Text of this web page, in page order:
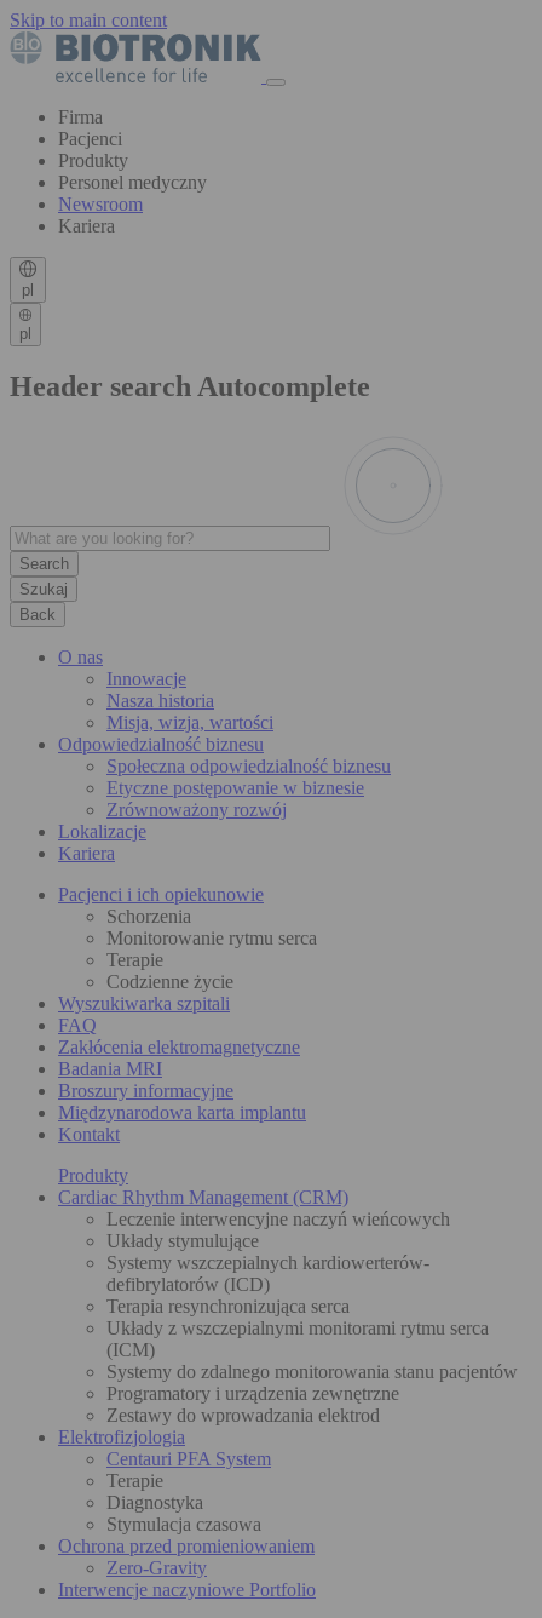
Skip to main content
Firma
Pacjenci
Produkty
Personel medyczny
Newsroom
Kariera
pl
pl
Header search Autocomplete
Szukaj
Back
O nas
Innowacje
Nasza historia
Misja, wizja, wartości
Odpowiedzialność biznesu
Społeczna odpowiedzialność biznesu
Etyczne postępowanie w biznesie
Zrównoważony rozwój
Lokalizacje
Kariera
Pacjenci i ich opiekunowie
Schorzenia
Monitorowanie rytmu serca
Terapie
Codzienne życie
Wyszukiwarka szpitali
FAQ
Zakłócenia elektromagnetyczne
Badania MRI
Broszury informacyjne
Międzynarodowa karta implantu
Kontakt
Produkty
Cardiac Rhythm Management (CRM)
Leczenie interwencyjne naczyń wieńcowych
Układy stymulujące
Systemy wszczepialnych kardiowerterów-
defibrylatorów (ICD)
Terapia resynchronizująca serca
Układy z wszczepialnymi monitorami rytmu serca
(ICM)
Systemy do zdalnego monitorowania stanu pacjentów
Programatory i urządzenia zewnętrzne
Zestawy do wprowadzania elektrod
Elektrofizjologia
Centauri PFA System
Terapie
Diagnostyka
Stymulacja czasowa
Ochrona przed promieniowaniem
Zero-Gravity
Interwencje naczyniowe Portfolio